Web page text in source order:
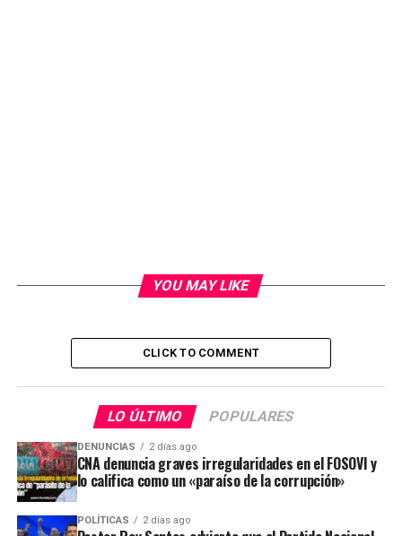
YOU MAY LIKE
CLICK TO COMMENT
LO ÚLTIMO POPULARES
DENUNCIAS 2 días ago
CNA denuncia graves irregularidades en el FOSOVI y
lo califica como un «paraíso de la corrupción»
POLÍTICAS 2 días ago